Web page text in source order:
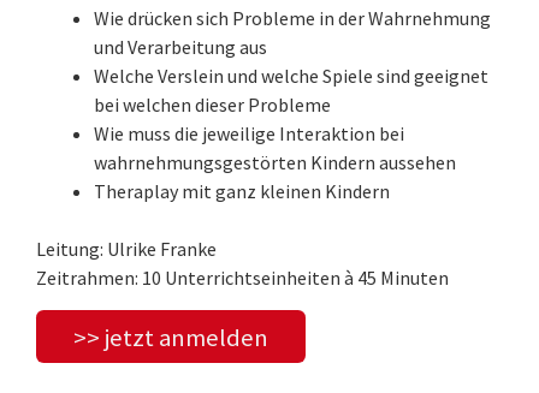
Wie drücken sich Probleme in der Wahrnehmung
und Verarbeitung aus
Welche Verslein und welche Spiele sind geeignet
bei welchen dieser Probleme
Wie muss die jeweilige Interaktion bei
wahrnehmungsgestörten Kindern aussehen
Theraplay mit ganz kleinen Kindern
Leitung: Ulrike Franke
Zeitrahmen: 10 Unterrichtseinheiten à 45 Minuten
>> jetzt anmelden